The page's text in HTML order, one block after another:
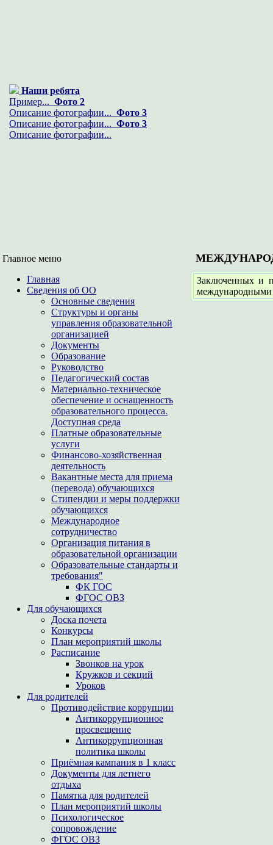
Наши ребята
Пример... Фото 2
Описание фотографии... Фото 3
Описание фотографии... Фото 3
Описание фотографии...
Главное меню
Главная
Сведения об ОО
Основные сведения
Структуры и органы
управления образовательной
организацией
Документы
Образование
Руководство
Педагогический состав
Материально-техническое
обеспечение и оснащенность
образовательного процесса.
Доступная среда
Платные образовательные
услуги
Финансово-хозяйственная
деятельность
Вакантные места для приема
(перевода) обучающихся
Стипендии и меры поддержки
обучающихся
Международное
сотрудничество
Организация питания в
образовательной организации
Образовательные стандарты и
требования"
ФК ГОС
ФГОС ОВЗ
Для обучающихся
Доска почета
Конкурсы
План мероприятий школы
Расписание
Звонков на урок
Кружков и секций
Уроков
Для родителей
Противодействие коррупции
Антикоррупционное
просвещение
Антикоррупционная
политика школы
Приёмная кампания в 1 класс
Документы для летнего
отдыха
Памятка для родителей
План мероприятий школы
Психологическое
сопровождение
ФГОС ОВЗ
Заключенных и
международными